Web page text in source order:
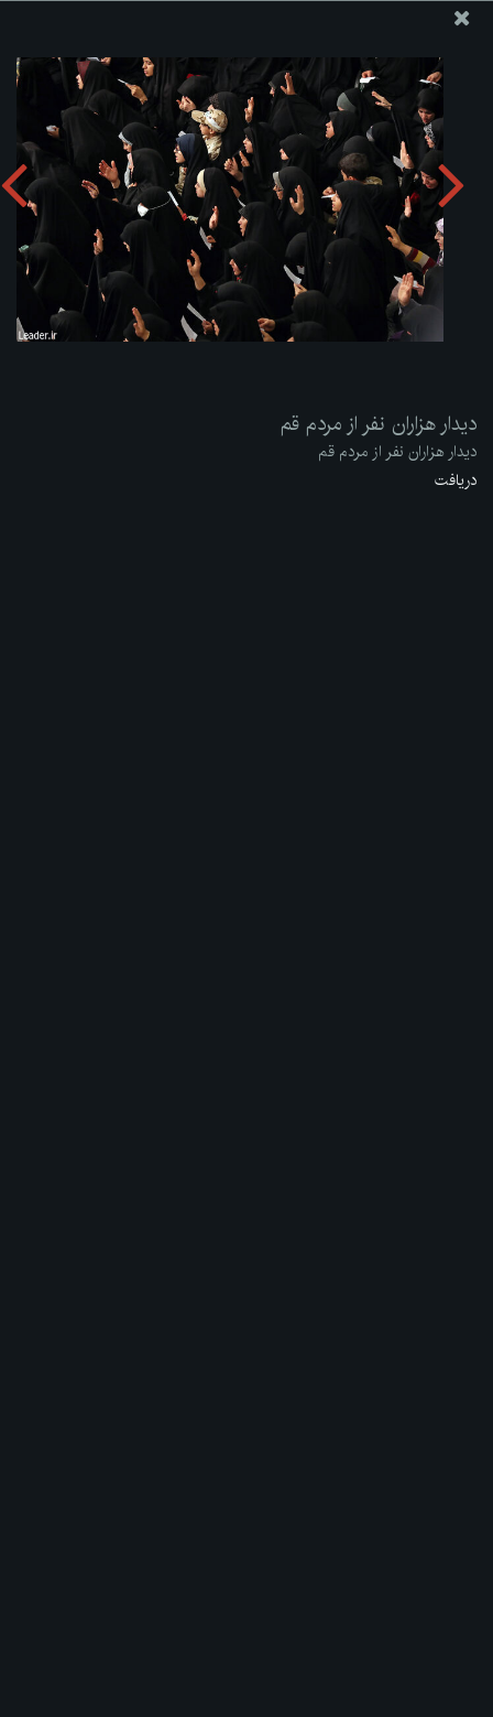
ارسال نامه
وجوهات
دیدار هزاران نفر از مردم قم دریافت آلبوم:zip
دیدار هزاران نفر از مردم قم
دیدار هزاران نفر از مردم قم
دریافت